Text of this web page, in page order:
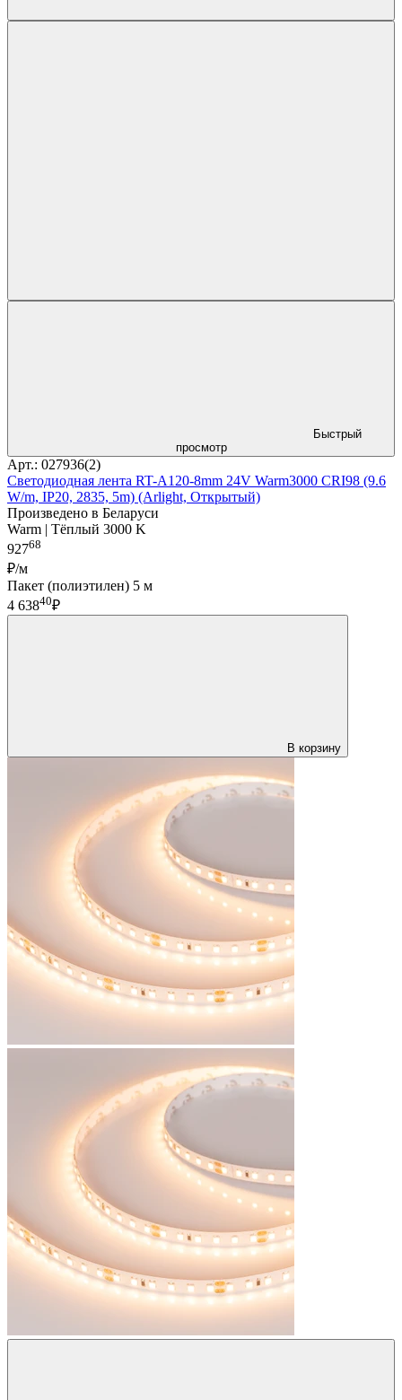
Быстрый
просмотр
Арт.: 027936(2)
Светодиодная лента RT-A120-8mm 24V Warm3000 CRI98 (9.6
W/m, IP20, 2835, 5m) (Arlight, Открытый)
Произведено в Беларуси
Warm | Тёплый 3000 K
92768
₽/м
Пакет (полиэтилен) 5 м
4 63840₽
В корзину